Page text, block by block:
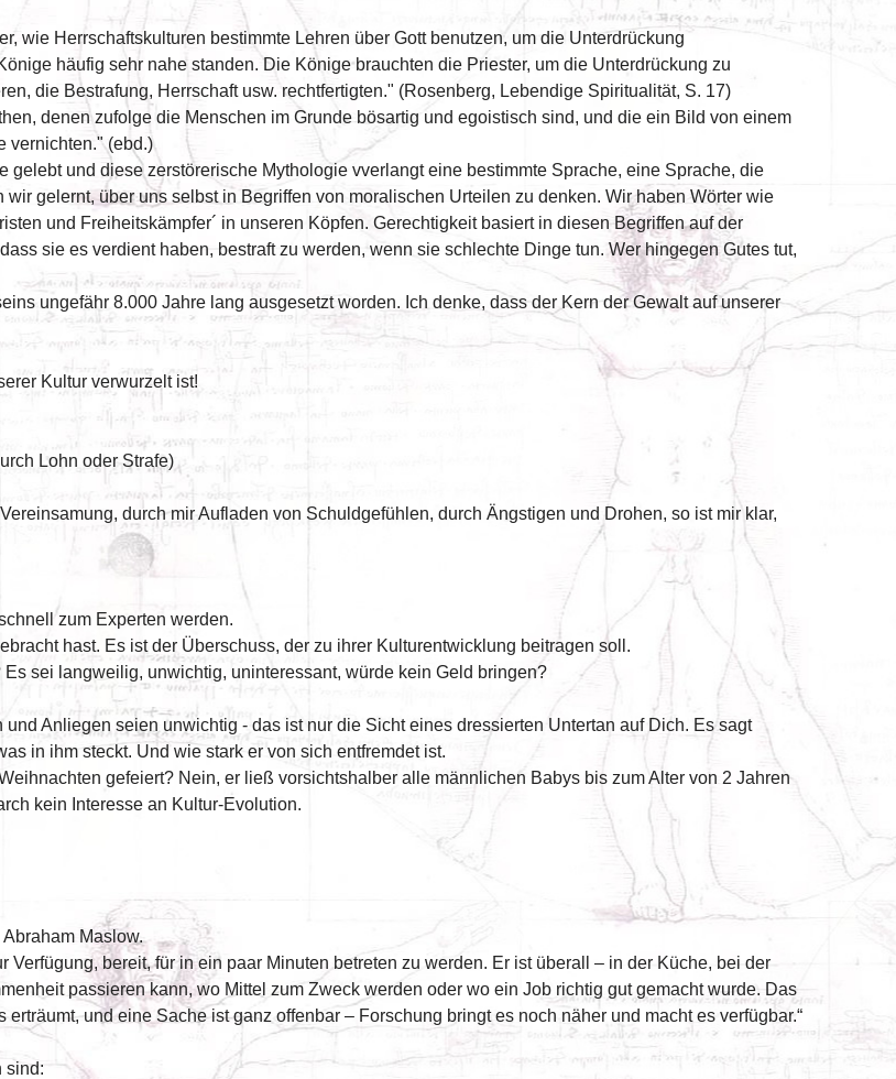
wie Herrschaftskulturen bestimmte Lehren über Gott benutzen, um die Unterdrückung
häufig sehr nahe standen. Die Könige brauchten die Priester, um die Unterdrückung zu
die Bestrafung, Herrschaft usw. rechtfertigten." (Rosenberg, Lebendige Spiritualität, S. 17)
denen zufolge die Menschen im Grunde bösartig und egoistisch sind, und die ein Bild von einem
vernichten." (ebd.)
und diese zerstörerische Mythologie vverlangt eine bestimmte Sprache, eine Sprache, die
gelernt, über uns selbst in Begriffen von moralischen Urteilen zu denken. Wir haben Wörter wie
und Freiheitskämpfer´ in unseren Köpfen. Gerechtigkeit basiert in diesen Begriffen auf der
sie es verdient haben, bestraft zu werden, wenn sie schlechte Dinge tun. Wer hingegen Gutes tut,
ungefähr 8.000 Jahre lang ausgesetzt worden. Ich denke, dass der Kern der Gewalt auf unserer
Kultur verwurzelt ist!
Lohn oder Strafe)
durch mir Aufladen von Schuldgefühlen, durch Ängstigen und Drohen, so ist mir klar,
zum Experten werden.
hast. Es ist der Überschuss, der zu ihrer Kulturentwicklung beitragen soll.
sei langweilig, unwichtig, uninteressant, würde kein Geld bringen?
Anliegen seien unwichtig - das ist nur die Sicht eines dressierten Untertan auf Dich. Es sagt
in ihm steckt. Und wie stark er von sich entfremdet ist.
gefeiert? Nein, er ließ vorsichtshalber alle männlichen Babys bis zum Alter von 2 Jahren
kein Interesse an Kultur-Evolution.
Maslow.
Verfügung, bereit, für in ein paar Minuten betreten zu werden. Er ist überall – in der Küche, bei der
passieren kann, wo Mittel zum Zweck werden oder wo ein Job richtig gut gemacht wurde. Das
und eine Sache ist ganz offenbar – Forschung bringt es noch näher und macht es verfügbar.“
sind: